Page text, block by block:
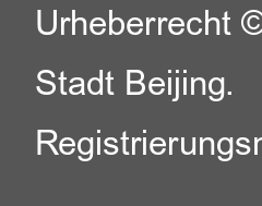
Urheberrecht
Stadt Beijing.